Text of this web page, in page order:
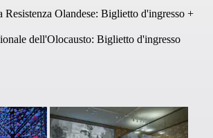
Resistenza Olandese: Biglietto d'ingresso +
dell'Olocausto: Biglietto d'ingresso